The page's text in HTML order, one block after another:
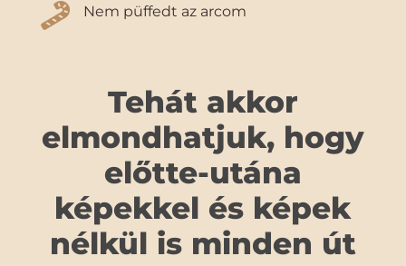
 Nem püffedt az arcom
Tehát akkor
elmondhatjuk, hogy
előtte-utána
képekkel és képek
nélkül is minden út